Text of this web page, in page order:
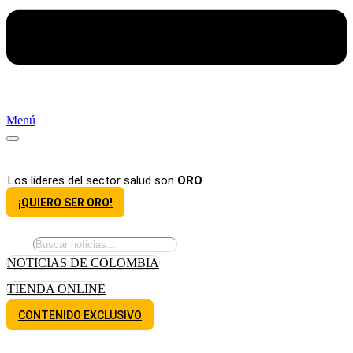
Menú
Los líderes del sector salud son ORO
¡QUIERO SER ORO!
NOTICIAS DE COLOMBIA
TIENDA ONLINE
CONTENIDO EXCLUSIVO